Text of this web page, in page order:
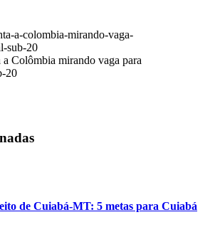
Colômbia mirando vaga para
20
de Cuiabá-MT: 5 metas para Cuiabá